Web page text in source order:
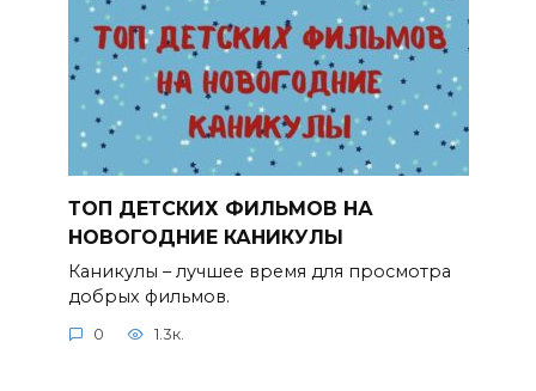
ТОП ДЕТСКИХ ФИЛЬМОВ НА
НОВОГОДНИЕ КАНИКУЛЫ
Каникулы – лучшее время для просмотра
добрых фильмов.
0 1.3к.